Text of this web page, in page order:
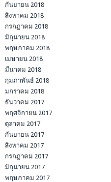
กันยายน 2018
สิงหาคม 2018
กรกฎาคม 2018
มิถุนายน 2018
พฤษภาคม 2018
เมษายน 2018
มีนาคม 2018
กุมภาพันธ์ 2018
มกราคม 2018
ธันวาคม 2017
พฤศจิกายน 2017
ตุลาคม 2017
กันยายน 2017
สิงหาคม 2017
กรกฎาคม 2017
มิถุนายน 2017
พฤษภาคม 2017